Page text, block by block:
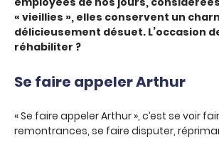
« vieillies », elles conservent un
délicieusement désuet. L’occasion
réhabiliter ?
Se faire appeler Arthur
« Se faire appeler Arthur », c’est se voir
remontrances, se faire disputer,